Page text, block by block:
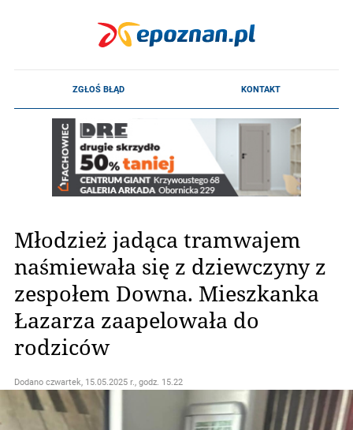
Młodzież jadąca tramwajem
naśmiewała się z dziewczyny z
zespołem Downa. Mieszkanka
Łazarza zaapelowała do
rodziców
Dodano czwartek, 15.05.2025 r., godz. 15.22